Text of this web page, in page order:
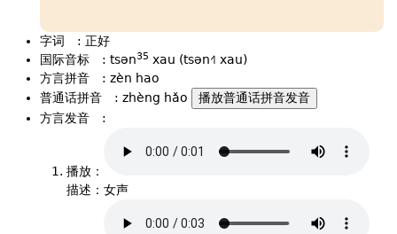
字词 : 正好
国际音标
: tsən35 xau (tsən˧˥ xau)
方言拼音
: zèn hao
普通话拼音
: zhèng hǎo
播放普通话拼音发音
方言发音
:
播放：
描述：女声